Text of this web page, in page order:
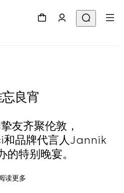
良宵
友齐聚伦敦，
和品牌代言人Jannik
特别晚宴。
读更多